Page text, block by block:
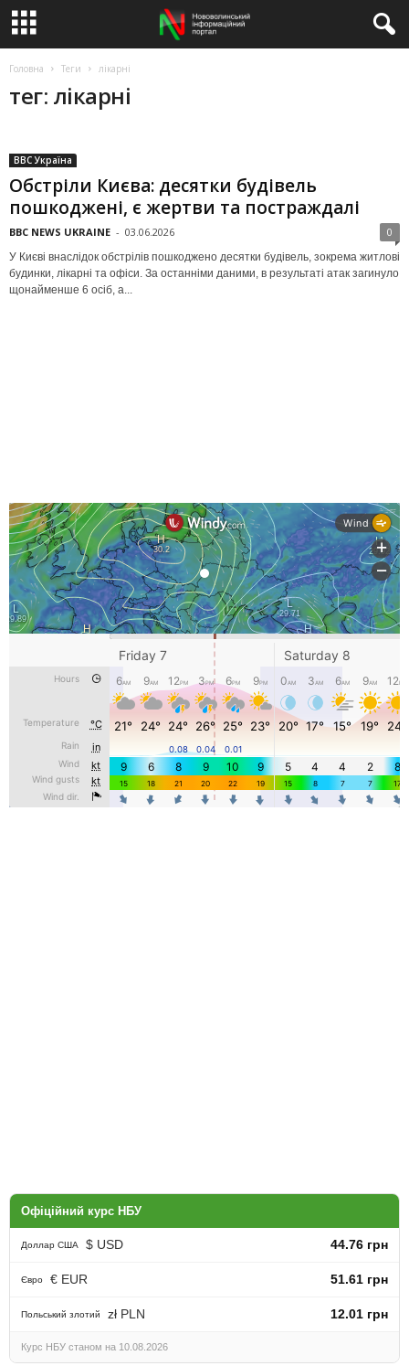
Головна Теги лікарні
тег: лікарні
BBC Україна
Обстріли Києва: десятки будівель
пошкоджені, є жертви та постраждалі
BBC NEWS UKRAINE - 03.06.2026 0
У Києві внаслідок обстрілів пошкоджено десятки будівель, зокрема житлові
будинки, лікарні та офіси. За останніми даними, в результаті атак загинуло
щонайменше 6 осіб, а...
Офіційний курс НБУ
Доллар США $ USD 44.76 грн
Євро € EUR 51.61 грн
Польський злотий zł PLN 12.01 грн
Курс НБУ станом на 10.08.2026